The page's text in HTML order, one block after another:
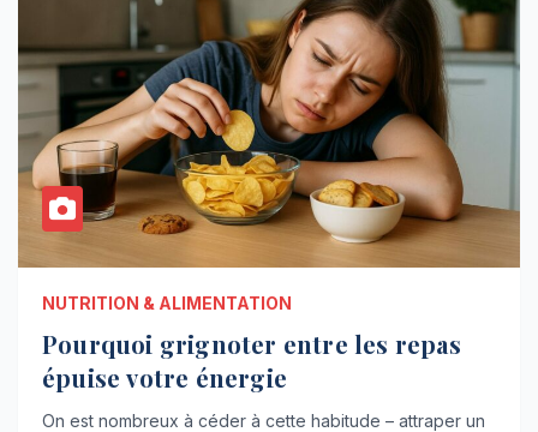
NUTRITION & ALIMENTATION
Pourquoi grignoter entre les repas
épuise votre énergie
On est nombreux à céder à cette habitude – attraper un